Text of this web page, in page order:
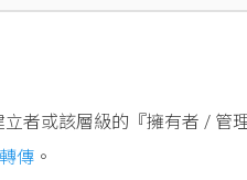
立者或該層級的『擁有者 / 管
傳 。